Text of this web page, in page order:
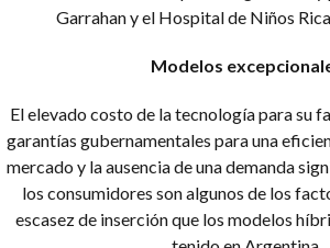
Garrahan y el Hospital de Niños
Modelos
El elevado costo de la tecnología para su
garantías gubernamentales para una
mercado y la ausencia de una demanda
los consumidores son algunos de los
escasez de inserción que los modelos